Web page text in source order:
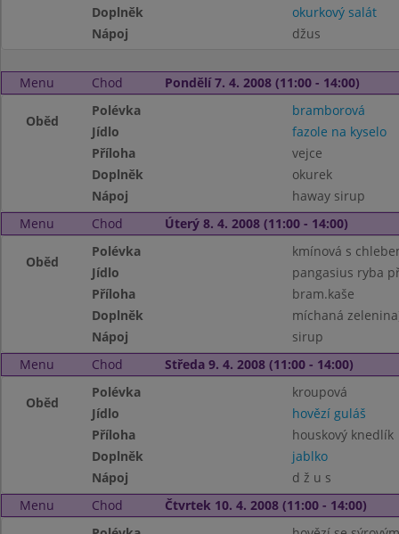
Doplněk
okurkový salát
Nápoj
džus
Menu Chod Pondělí 7. 4. 2008 (11:00 - 14:00)
Oběd
Polévka
bramborová
Jídlo
fazole na kyselo
Příloha
vejce
Doplněk
okurek
Nápoj
haway sirup
Menu
Chod Úterý 8. 4. 2008 (11:00 - 14:00)
Oběd
Polévka
kmínová s
Jídlo
pangasius ryba
Příloha
bram.kaše
Doplněk
míchaná
Nápoj
sirup
Menu
Chod Středa 9. 4. 2008 (11:00 - 14:00)
Oběd
Polévka
kroupová
Jídlo
hovězí guláš
Příloha
houskový knedlík
Doplněk
jablko
Nápoj
d ž u s
Menu
Chod Čtvrtek 10. 4. 2008 (11:00 - 14:00)